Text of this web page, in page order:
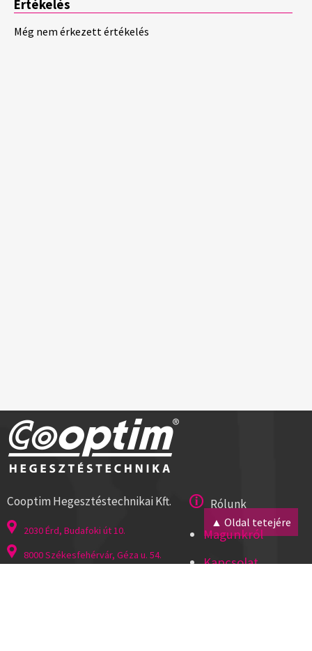
▲ Oldal tetejére
Értékelés
Még nem érkezett értékelés
Cooptim Hegesztéstechnikai Kft.
2030 Érd, Budafoki út 10.
8000 Székesfehérvár, Géza u. 54.
Rólunk
Magunkról
Kapcsolat